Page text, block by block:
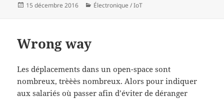
Publié
15 décembre 2016 Catégories
Électronique / IoT
Wrong way
Les déplacements dans un open-space sont
nombreux, trèèès nombreux. Alors pour indiquer
aux salariés où passer afin d’éviter de déranger